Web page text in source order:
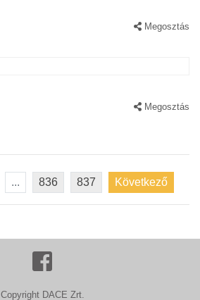
Megosztás
Megosztás
... 836 837 Következő
Copyright DACE Zrt.